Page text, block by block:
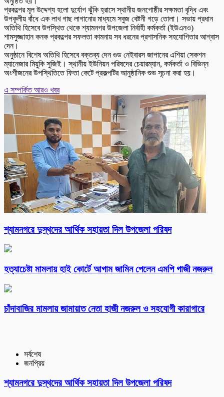
প্রকল্পের মূল উদ্দেশ্য হলো দুর্যোগ ঝুঁকি হ্রাসে স্থানীয় জনগোষ্ঠীর সক্ষমতা বৃদ্ধি এবং
উপকূলীয় বাঁধে এক লাখ গাছ লাগানোর মাধ্যমে সবুজ বেষ্টনী গড়ে তোলা। সভায় প্রধান
অতিথি হিসেবে উপস্থিত থেকে শ্যামনগর উপজেলা নির্বাহী কর্মকর্তা (ইউএনও)
শামসুজ্জাহান কনক প্রকল্পের সফলতা কামনায় সব ধরনের প্রশাসনিক সহযোগিতার আশ্বাস
দেন।
অনুষ্ঠানে বিশেষ অতিথি হিসেবে বক্তব্য দেন গুড নেইবারস জাপানের এশিয়া সেকশন
ম্যানেজার মিয়ুকি সুজিই। স্থানীয় ইউনিয়ন পরিষদের চেয়ারম্যান, কর্মকর্তা ও বিভিন্ন
অংশীজনের উপস্থিতিতে ফিতা কেটে প্রকল্পটির আনুষ্ঠানিক শুভ সূচনা করা হয়।
এ সম্পর্কিত আরও খবর
শ্যামনগরে দুস্থদের আর্থিক সহায়তা দিল উপজেলা পরিষদ
হত্যাচেষ্টা মামলায় হাই কোর্টে আগাম জামিন পেলেন এমপি গাজী নজরুল
চাঁদাবাজির মামলায় জামায়াত নেতা হাজী নজরুল ও সহযোগী কারাগারে
সর্বশেষ
জনপ্রিয়
শ্যামনগরে দুস্থদের আর্থিক সহায়তা দিল উপজেলা পরিষদ